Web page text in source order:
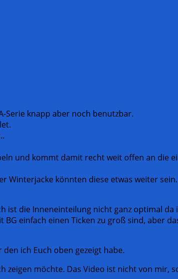
Serie knapp aber noch benutzbar.
und kommt damit recht weit offen an die
Winterjacke könnten diese etwas weiter sein.
ist die Inneneinteilung nicht ganz optimal da
einfach einen Ticken zu groß sind, aber
ich Euch oben gezeigt habe.
zeigen möchte. Das Video ist nicht von mir,